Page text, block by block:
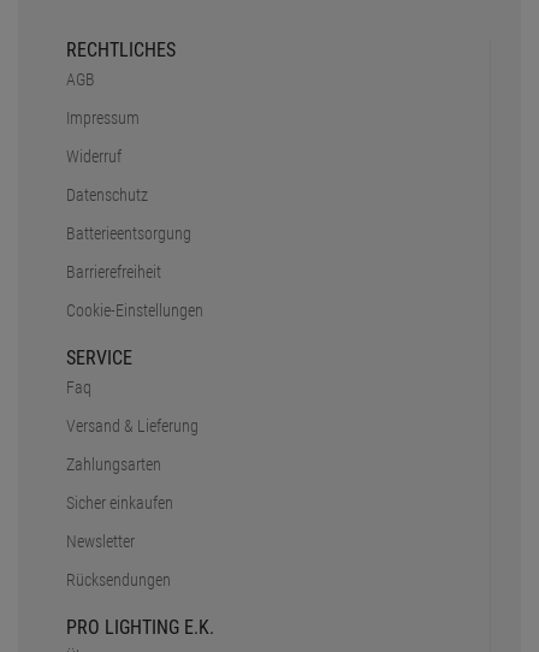
RECHTLICHES
AGB
Impressum
Widerruf
Datenschutz
Batterieentsorgung
Barrierefreiheit
Cookie-Einstellungen
SERVICE
Faq
Versand & Lieferung
Zahlungsarten
Sicher einkaufen
Newsletter
Rücksendungen
PRO LIGHTING E.K.